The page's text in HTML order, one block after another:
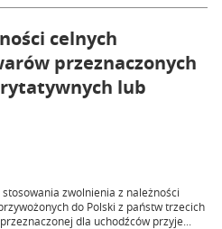
celnych
przeznaczonych
lub
zwolnienia z należności
do Polski z państw trzecich
dla uchodźców przyje...